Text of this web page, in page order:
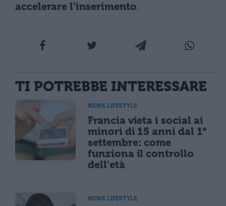
accelerare l’inserimento.
TI POTREBBE INTERESSARE
NEWS LIFESTYLE
Francia vieta i social ai
minori di 15 anni dal 1°
settembre: come
funziona il controllo
dell'età
NEWS LIFESTYLE